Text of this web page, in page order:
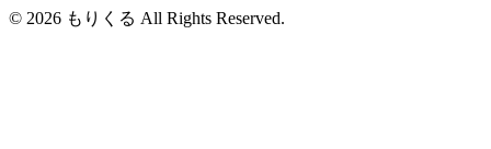
© 2026 もりくる All Rights Reserved.